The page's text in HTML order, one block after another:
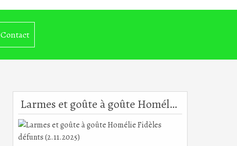
Contact
Larmes et goûte à goûte Homélie Fidèles défunts (2.11.2025)